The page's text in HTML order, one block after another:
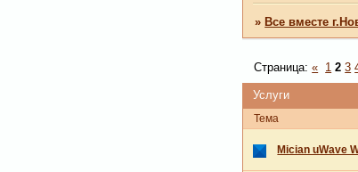
»Все вместе
Услуги
Страница:« 1 2 3
Тема
Mician uWave